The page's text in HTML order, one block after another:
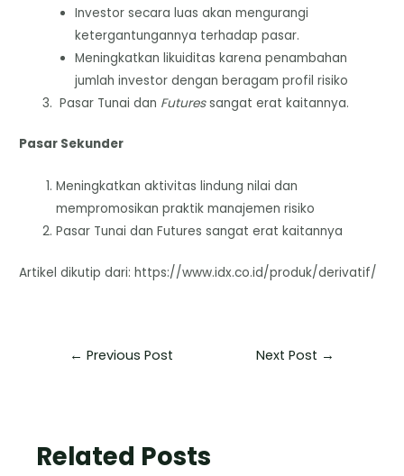
Investor secara luas akan mengurangi
ketergantungannya terhadap pasar.
Meningkatkan likuiditas karena penambahan
jumlah investor dengan beragam profil risiko
Pasar Tunai dan Futuressangat erat kaitannya.
Pasar Sekunder
Meningkatkan aktivitas lindung nilai dan
mempromosikan praktik manajemen risiko
Pasar Tunai dan Futures sangat erat kaitannya
Artikel dikutip dari: https://www.idx.co.id/produk/derivatif/
← Previous Post Next Post →
Related Posts